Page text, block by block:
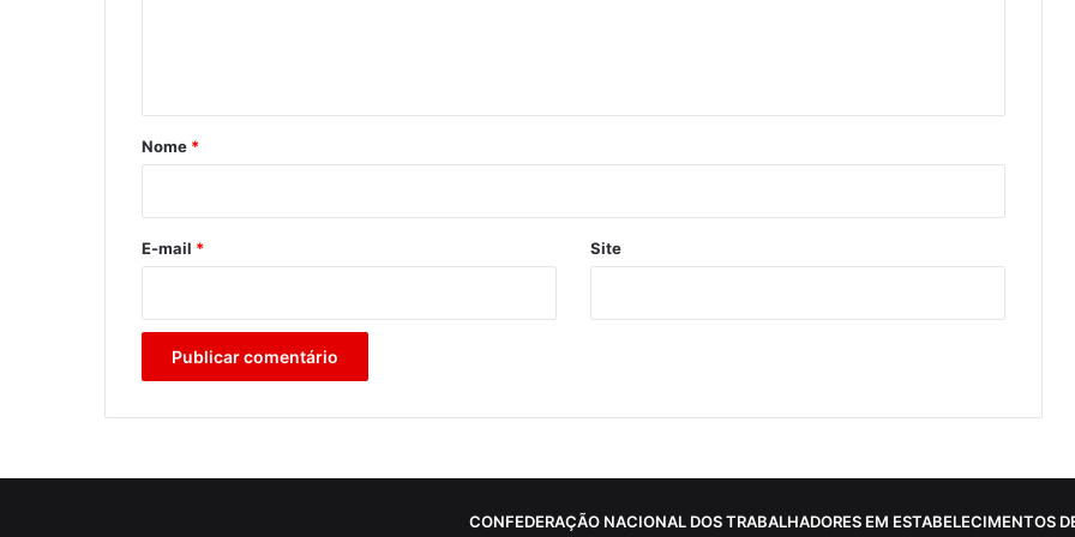
r
*
Nome *
E-mail * Site
CONFEDERAÇÃO NACIONAL DOS TRABALHADORES EM ESTABELECIMENTOS